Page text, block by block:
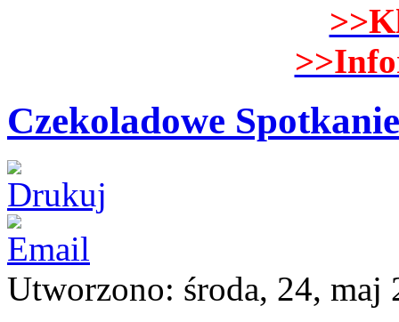
Czekoladowe
Utworzono: środa, 24, maj